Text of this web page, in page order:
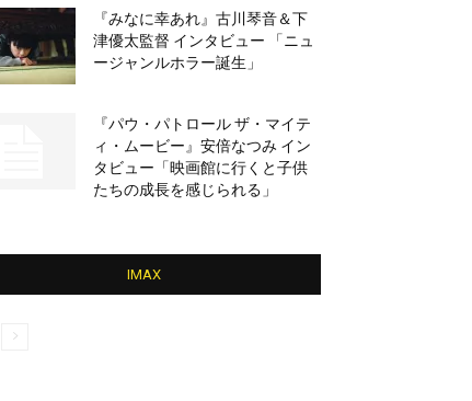
『みなに幸あれ』古川琴音＆下
津優太監督 インタビュー 「ニュ
ージャンルホラー誕生」
『パウ・パトロール ザ・マイテ
ィ・ムービー』安倍なつみ イン
タビュー「映画館に行くと子供
たちの成長を感じられる」
IMAX